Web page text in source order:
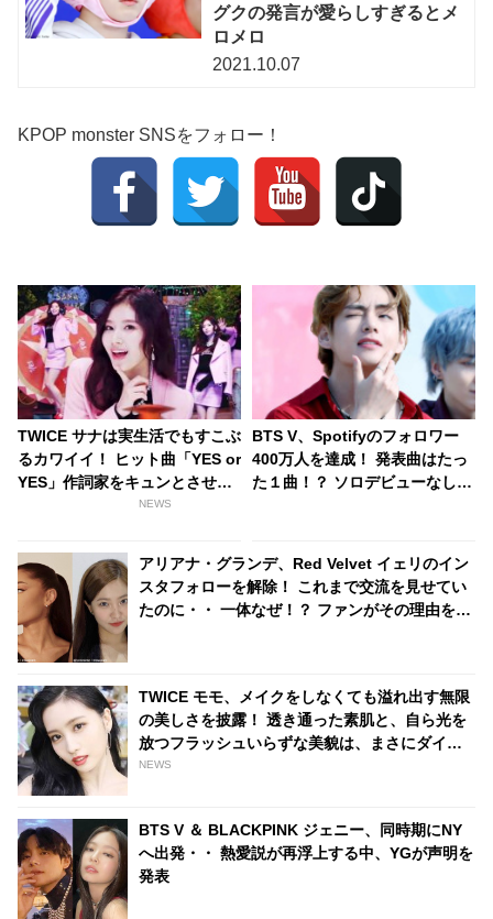
グクの発言が愛らしすぎるとメ
ロメロ
2021.10.07
KPOP monster SNSをフォロー！
TWICE サナは実生活でもすこぶ
るカワイイ！ ヒット曲「YES or
YES」作詞家をキュンとさせた
瞬間とは？ 「ウサギのように〇
NEWS
BTS V、Spotifyのフォロワー
400万人を達成！ 発表曲はたっ
た１曲！？ ソロデビューなしで
アリアナ・グランデ、Red Velvet イェリのイン
スタフォローを解除！ これまで交流を見せてい
たのに・・ 一体なぜ！？ ファンがその理由を推
TWICE モモ、メイクをしなくても溢れ出す無限
の美しさを披露！ 透き通った素肌と、自ら光を
放つフラッシュいらずな美貌は、まさにダイア
モンド
NEWS
BTS V ＆ BLACKPINK ジェニー、同時期にNY
へ出発・・ 熱愛説が再浮上する中、YGが声明を
発表